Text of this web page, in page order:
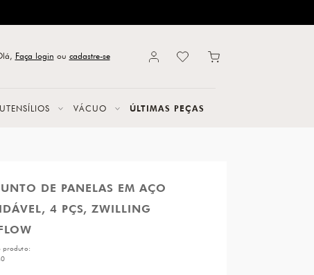
Faça login ou cadastre-se
UTENSÍLIOS VÁCUO ÚLTIMAS PEÇAS
DE PANELAS EM AÇO
4 PÇS, ZWILLING
produto: